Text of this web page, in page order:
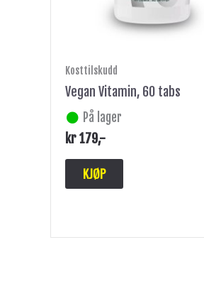
Kosttilskudd
Vegan Vitamin, 60 tabs
På lager
kr179,-
KJØP